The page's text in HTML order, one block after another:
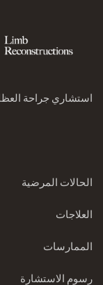
استشاري جراحة
الحالات المرضية
العلاجات
الممارسات
رسوم الاستشارة